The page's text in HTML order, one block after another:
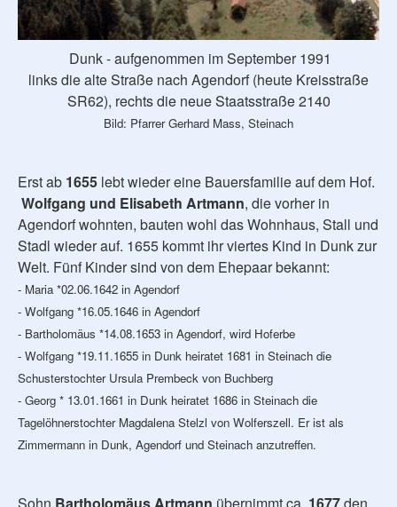
Dunk - aufgenommen im September 1991
links die alte Straße nach Agendorf (heute Kreisstraße
SR62), rechts die neue Staatsstraße 2140
Bild: Pfarrer Gerhard Mass, Steinach
Erst ab 1655 lebt wieder eine Bauersfamilie auf dem Hof.
Wolfgang und Elisabeth Artmann, die vorher in
Agendorf wohnten, bauten wohl das Wohnhaus, Stall und
Stadl wieder auf. 1655 kommt ihr viertes Kind in Dunk zur
Welt. Fünf Kinder sind von dem Ehepaar bekannt:
- Maria *02.06.1642 in Agendorf
- Wolfgang *16.05.1646 in Agendorf
- Bartholomäus *14.08.1653 in Agendorf, wird Hoferbe
- Wolfgang *19.11.1655 in Dunk heiratet 1681 in Steinach die
Schusterstochter Ursula Prembeck von Buchberg
- Georg * 13.01.1661 in Dunk heiratet 1686 in Steinach die
Tagelöhnerstochter Magdalena Stelzl von Wolferszell. Er ist als
Zimmermann in Dunk, Agendorf und Steinach anzutreffen.